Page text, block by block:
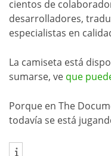
cientos de
desarrolladores,
especialistas en
La camiseta está
sumarse, ve que
Porque en The
todavía se está